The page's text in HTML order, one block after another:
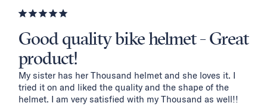
Good quality bike helmet - Great
product!
My sister has her Thousand helmet and she loves it. I
tried it on and liked the quality and the shape of the
helmet. I am very satisfied with my Thousand as well!!